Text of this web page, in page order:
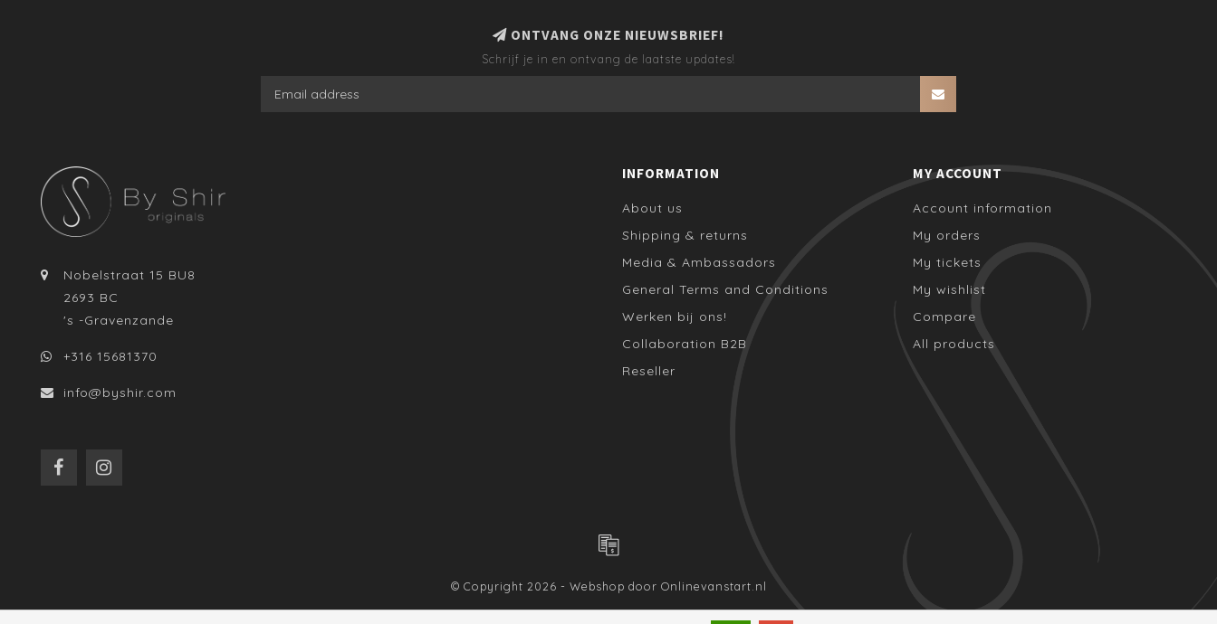
ONTVANG ONZE NIEUWSBRIEF!
Schrijf je in en ontvang de laatste updates!
Nobelstraat 15 BU8
2693 BC
's -Gravenzande
+316 15681370
info@byshir.com
INFORMATION
About us
Shipping & returns
Media & Ambassadors
General Terms and Conditions
Werken bij ons!
Collaboration B2B
Reseller
MY ACCOUNT
Account information
My orders
My tickets
My wishlist
Compare
All products
© Copyright 2026 - Webshop door Onlinevanstart.nl